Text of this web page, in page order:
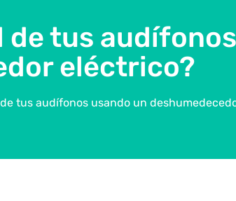
tus
eléctrico?
tus audífonos usando un